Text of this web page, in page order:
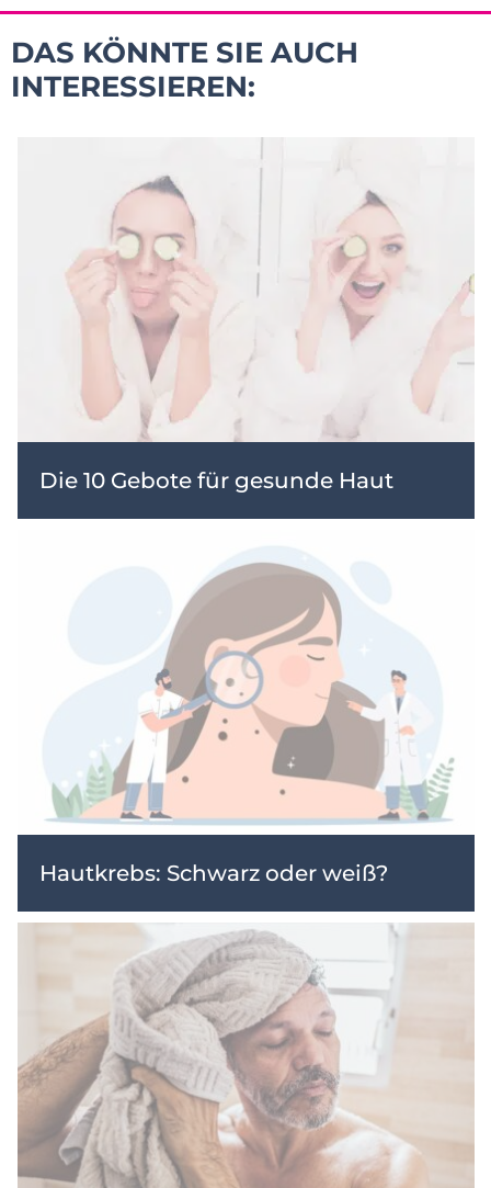
DAS KÖNNTE SIE AUCH
INTERESSIEREN:
Die 10 Gebote für gesunde Haut
Hautkrebs: Schwarz oder weiß?